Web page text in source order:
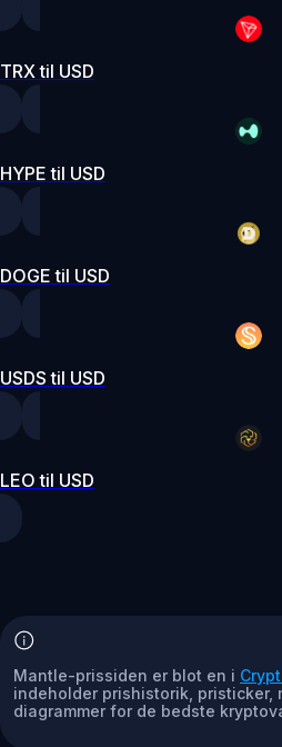
TRX til USD
HYPE til USD
DOGE til USD
USDS til USD
LEO til USD
Mantle-prissiden er blot en i
indeholder prishistorik,
diagrammer for de bedste